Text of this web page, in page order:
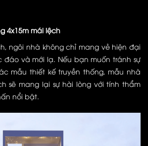
4x15m mái lệch
ngôi nhà không chỉ mang vẻ hiện đại
và mới lạ. Nếu bạn muốn tránh sự
mẫu thiết kế truyền thống, mẫu nhà
sẽ mang lại sự hài lòng với tính thẩm
nổi bật.